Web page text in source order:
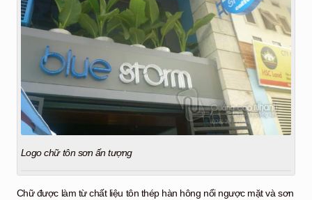
Logo chữ tôn sơn ấn tượng
Chữ được làm từ chất liệu tôn thép hàn hông nổi ngược mặt và sơn